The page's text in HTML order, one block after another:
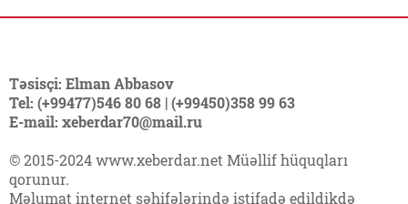
Təsisçi: Elman Abbasov
Tel: (+99477)546 80 68 | (+99450)358 99 63
E-mail: xeberdar70@mail.ru
© 2015-2024 www.xeberdar.net Müəllif hüquqları
qorunur.
Məlumat internet səhifələrində istifadə edildikdə